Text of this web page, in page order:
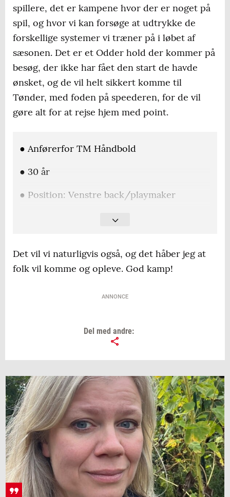
spillere, det er kampene hvor der er noget på
spil, og hvor vi kan forsøge at udtrykke de
forskellige systemer vi træner på i løbet af
sæsonen. Det er et Odder hold der kommer på
besøg, der ikke har fået den start de havde
ønsket, og de vil helt sikkert komme til
Tønder, med foden på speederen, for de vil
gøre alt for at rejse hjem med point.
● Anførerfor TM Håndbold
● 30 år
● Position: Venstre back/playmaker
●Tidligere klubber: TM Tønder, Fredericia
Handball
Det vil vi naturligvis også, og det håber jeg at
folk vil komme og opleve. God kamp!
ANNONCE
Del med andre: